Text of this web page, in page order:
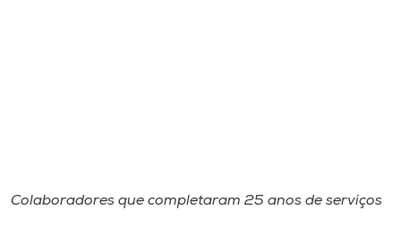
Colaboradores que completaram 25 anos de serviços